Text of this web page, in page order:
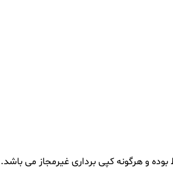
و هرگونه کپی برداری غیرمجاز می